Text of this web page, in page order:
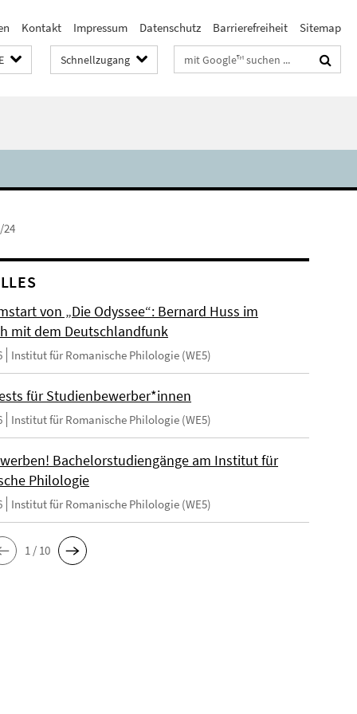
Kontakt Impressum Datenschutz Barrierefreiheit Sitemap
Schnellzugang Suchbegriffe
24
von „Die Odyssee“: Bernard Huss im
mit dem Deutschlandfunk
Institut für Romanische Philologie (WE5)
für Studienbewerber*innen
Institut für Romanische Philologie (WE5)
Bachelorstudiengänge am Institut für
Philologie
Institut für Romanische Philologie (WE5)
1 / 10